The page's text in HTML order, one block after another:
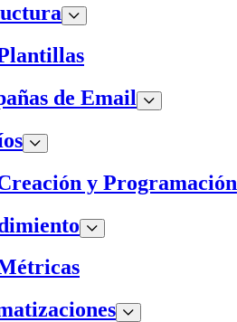
de Email
y Programación